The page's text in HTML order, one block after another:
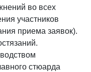
во всех
участников
приема заявок).
стюарда